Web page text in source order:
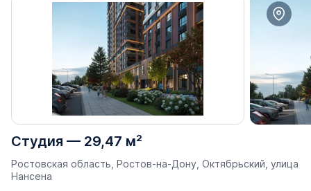
Студия — 29,47 м²
Ростовская область, Ростов-на-Дону, Октябрьский, улица
Нансена